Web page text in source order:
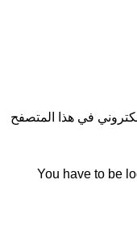
في هذا المتصفح
You have to be